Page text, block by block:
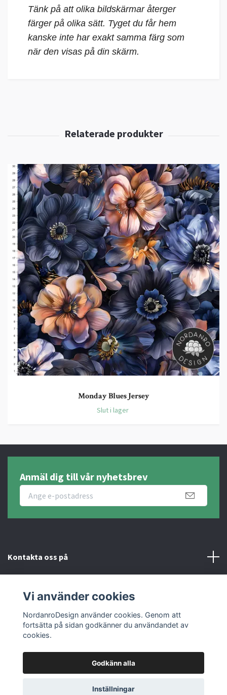
Tänk på att olika bildskärmar återger
färger på olika sätt. Tyget du får hem
kanske inte har exakt samma färg som
när den visas på din skärm.
Monday Blues Jersey
Slut i lager
Anmäl dig till vår nyhetsbrev
Kontakta oss på
Sociala medier
© 2026 Nordanro Design
Vi använder cookies
NordanroDesign använder cookies. Genom att
fortsätta på sidan godkänner du användandet av
cookies.
Godkänn alla
Inställningar